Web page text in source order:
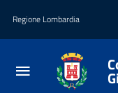
Vai al contenuto
Vai al footer
Regione Lombardia